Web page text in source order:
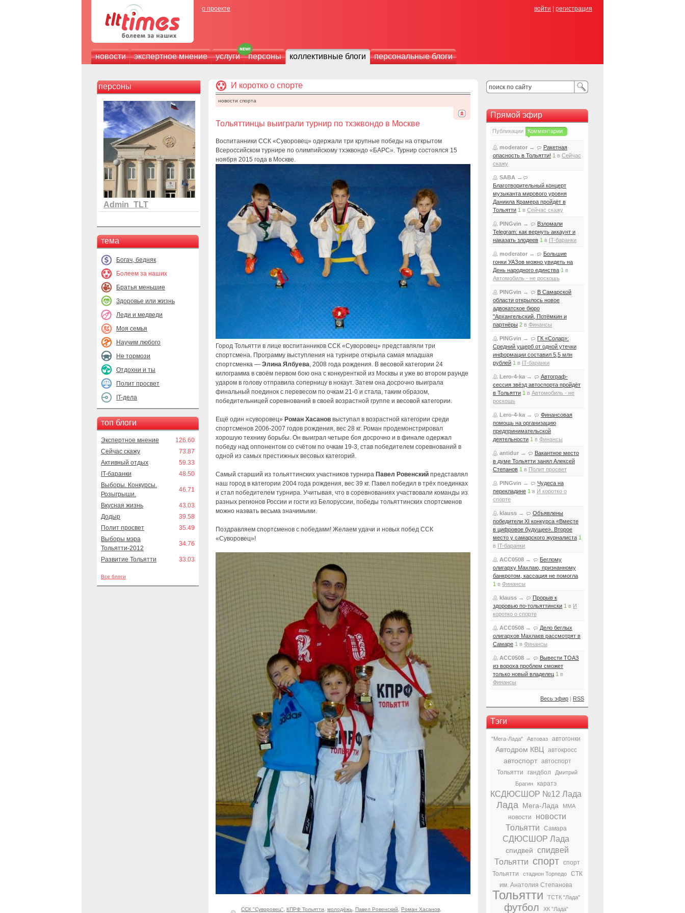
о проекте войти регистрация
новости экспертное мнение услуги персоны коллективные блоги персональные блоги
персоны
Admin_TLT
тема
Богач, бедняк
Болеем за наших
Братья меньшие
Здоровье или жизнь
Леди и медведи
Моя семья
Научим любого
Не тормози
Отдохни и ты
Полит просвет
IT-дела
топ блоги
Экспертное мнение
126.60
Сейчас скажу
73.87
Активный отдых
59.33
IT-баранки
48.50
Выборы. Конкурсы.
Розыгрыши.
46.71
Вкусная жизнь
43.03
Додыр
39.58
Полит просвет
35.49
Выборы мэра
Тольятти-2012
34.76
Развитие Тольятти 33.03
Все блоги
И коротко о спорте
новости спорта
Тольяттинцы выиграли турнир по тхэквондо в Москве
Воспитанники ССК «Суворовец» одержали три крупные победы на открытом
Всероссийском турнире по олимпийскому тхэквондо «БАРС». Турнир состоялся 15
ноября 2015 года в Москве.
Город Тольятти в лице воспитанников ССК «Суворовец» представляли три
спортсмена. Программу выступления на турнире открыла самая младшая
спортсменка — Элина Ялбуева, 2008 года рождения. В весовой категории 24
килограмма в своём первом бою она с конкуренткой из Москвы и уже во втором раунде
ударом в голову отправила соперницу в нокаут. Затем она досрочно выиграла
финальный поединок с перевесом по очкам 21-0 и стала, таким образом,
победительницей соревнований в своей возрастной группе и весовой категории.
Ещё один «суворовец» Роман Хасанов выступал в возрастной категории среди
спортсменов 2006-2007 годов рождения, вес 28 кг. Роман продемонстрировал
хорошую технику борьбы. Он выиграл четыре боя досрочно и в финале одержал
победу над оппонентом со счётом по очкам 19-3, став победителем соревнований в
одной из самых престижных весовых категорий.
Самый старший из тольяттинских участников турнира Павел Ровенский представлял
наш город в категории 2004 года рождения, вес 39 кг. Павел победил в трёх поединках
и стал победителем турнира. Учитывая, что в соревнованиях участвовали команды из
разных регионов России и гости из Белоруссии, победы тольяттинских спортсменов
можно назвать весьма значимыми.
Поздравляем спортсменов с победами! Желаем удачи и новых побед ССК
«Суворовец»!
ССК "Суворовец" КПРФ Тольятти молодёжь Павел Ровенский Роман Хасанов
Прямой эфир
Публикации Комментарии
moderator →
Ракетная
опасность в Тольятти! 1 в Сейчас
скажу
SABA →
Благотворительный концерт
музыканта мирового уровня
Даниила Крамера пройдёт в
Тольятти 1 в Сейчас скажу
PINGvin →
Взломали
Telegram: как вернуть аккаунт и
наказать злодеев 1 в IT-баранки
moderator →
Большие
гонки УАЗов можно увидеть на
День народного единства 1 в
Автомобиль - не роскошь
PINGvin →
В Самарской
области открылось новое
адвокатское бюро
"Архангельский, Потёмкин и
партнёры 2 в Финансы
PINGvin →
ГК «Солар»:
Средний ущерб от одной утечки
информации составил 5,5 млн
рублей 1 в IT-баранки
Lero-4-ka →
Автограф-
сессия звёзд автоспорта пройдёт
в Тольятти 1 в Автомобиль - не
роскошь
Lero-4-ka →
Финансовая
помощь на организацию
предпринимательской
деятельности 1 в Финансы
antidur →
Вакантное место
в думе Тольятти занял Алексей
Степанов 1 в Полит просвет
PINGvin →
Чудеса на
перекладине 1 в И коротко о
спорте
klauss →
Объявлены
победители XI конкурса «Вместе
в цифровое будущее». Второе
место у самарского журналиста 1
в IT-баранки
ACC0508 →
Беглому
олигарху Махлаю, признанному
банкротом, кассация не помогла
1 в Финансы
klauss →
Прорыв к
здоровью по-тольяттински 1 в И
коротко о спорте
ACC0508 →
Дело беглых
олигархов Махлаев рассмотрят в
Самаре 1 в Финансы
ACC0508 →
Вывести ТОАЗ
из вороха проблем сможет
только новый владелец 1 в
Финансы
Весь эфир | RSS
Тэги
"Мега-Лада" Автоваз автогонки
Автодром КВЦ автокросс
автоспорт
автоспорт
Тольятти
гандбол
Дмитрий
Брагин
каратэ
КСДЮСШОР №12 Лада
Лада Мега-Лада ММА
новости
новости
Тольятти
Самара
СДЮСШОР Лада
спидвей спидвей
Тольятти спорт спорт
Тольятти
стадион Торпедо
СТК
им. Анатолия Степанова
Тольятти ТСТК "Лада"
футбол ХК "Лада"